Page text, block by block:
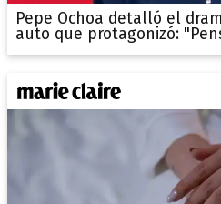
Pepe Ochoa detalló el
auto que protagonizó: